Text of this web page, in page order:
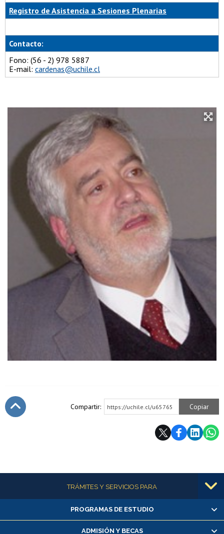
Registro de Asistencia a Sesiones Plenarias
Contacto:
Fono: (56 - 2) 978 5887
E-mail: cardenas@uchile.cl
Compartir: https://uchile.cl/u65765 Copiar
Más informaciónTRÁMITES Y SERVICIOS PARA
Alumnas/os y exalumnas/os
Matrícula en línea
PROGRAMAS DE ESTUDIO
ADMISIÓN Y BECAS